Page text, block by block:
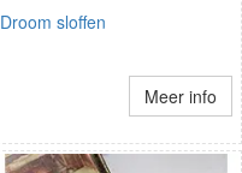
Droom sloffen
Meer info